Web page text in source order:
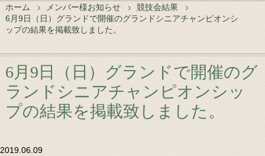
ホーム メンバー様お知らせ
競技会結果
6月9日（日）グランドで開催のグランドシニアチャンピオンシ
ップの結果を掲載致しました。
6月9日（日）グランドで開催のグ
ランドシニアチャンピオンシッ
プの結果を掲載致しました。
2019.06.09